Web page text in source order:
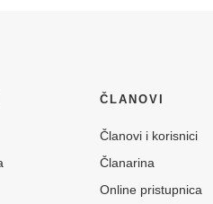
ČLANOVI
Članovi i korisnici
Članarina
Online pristupnica